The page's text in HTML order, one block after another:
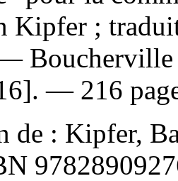
Kipfer ;
Boucherville
— 216
de : Kipfer,